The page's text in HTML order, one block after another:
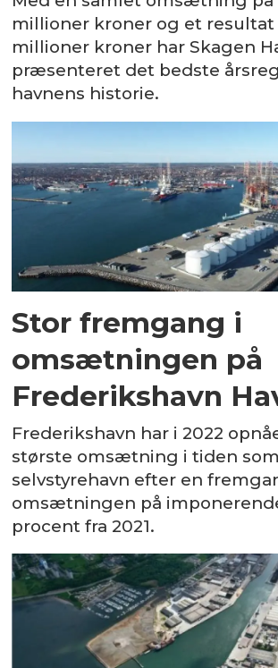
millioner kroner og et resultat
millioner kroner har Skagen
præsenteret det bedste
havnens historie.
Stor fremgang i
omsætningen på
Frederikshavn
Frederikshavn har i 2022
største omsætning i tiden
selvstyrehavn efter en
omsætningen på
procent fra 2021.